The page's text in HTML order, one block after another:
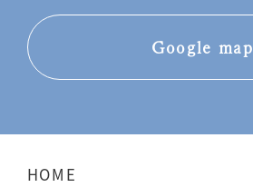
Google map
HOME